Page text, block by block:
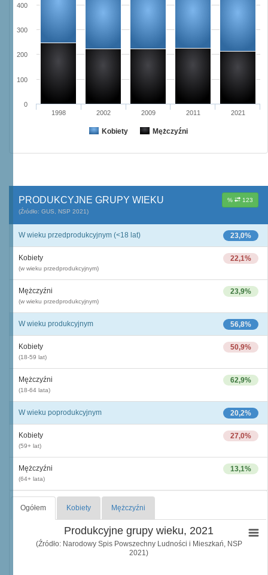
Kobiety Mężczyźni
1998 2002 2009 2011 2021
0
100
200
300
400
% 123
PRODUKCYJNE GRUPY WIEKU
(Źródło: GUS, NSP 2021)
23,0%
W wieku przedprodukcyjnym (<18 lat)
22,1%
Kobiety
(w wieku przedprodukcyjnym)
23,9%
Mężczyźni
(w wieku przedprodukcyjnym)
56,8%
W wieku produkcyjnym
50,9%
Kobiety
(18-59 lat)
62,9%
Mężczyźni
(18-64 lata)
20,2%
W wieku poprodukcyjnym
27,0%
Kobiety
(59+ lat)
13,1%
Mężczyźni
(64+ lata)
Ogółem Kobiety Mężczyźni
Produkcyjne grupy wieku, 2021
(Źródło: Narodowy Spis Powszechny Ludności i Mieszkań, NSP
2021)